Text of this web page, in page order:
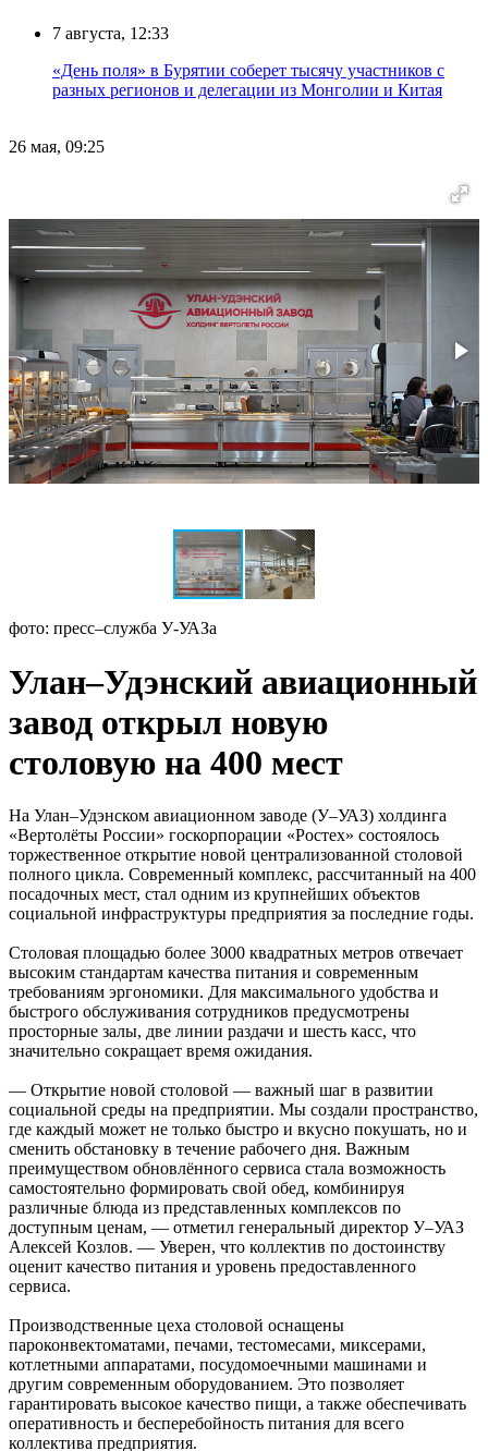
7 августа, 12:33
«День поля» в Бурятии соберет тысячу участников с
разных регионов и делегации из Монголии и Китая
26 мая, 09:25
фото: пресс–служба У-УАЗа
Улан–Удэнский авиационный
завод открыл новую
столовую на 400 мест
На Улан–Удэнском авиационном заводе (У–УАЗ) холдинга
«Вертолёты России» госкорпорации «Ростех» состоялось
торжественное открытие новой централизованной столовой
полного цикла. Современный комплекс, рассчитанный на 400
посадочных мест, стал одним из крупнейших объектов
социальной инфраструктуры предприятия за последние годы.
Столовая площадью более 3000 квадратных метров отвечает
высоким стандартам качества питания и современным
требованиям эргономики. Для максимального удобства и
быстрого обслуживания сотрудников предусмотрены
просторные залы, две линии раздачи и шесть касс, что
значительно сокращает время ожидания.
— Открытие новой столовой — важный шаг в развитии
социальной среды на предприятии. Мы создали пространство,
где каждый может не только быстро и вкусно покушать, но и
сменить обстановку в течение рабочего дня. Важным
преимуществом обновлённого сервиса стала возможность
самостоятельно формировать свой обед, комбинируя
различные блюда из представленных комплексов по
доступным ценам, — отметил генеральный директор У–УАЗ
Алексей Козлов. — Уверен, что коллектив по достоинству
оценит качество питания и уровень предоставленного
сервиса.
Производственные цеха столовой оснащены
пароконвектоматами, печами, тестомесами, миксерами,
котлетными аппаратами, посудомоечными машинами и
другим современным оборудованием. Это позволяет
гарантировать высокое качество пищи, а также обеспечивать
оперативность и бесперебойность питания для всего
коллектива предприятия.